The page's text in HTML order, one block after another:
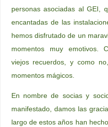
personas asociadas al GEI,
encantadas de las
hemos disfrutado de un
momentos muy emotivos.
viejos recuerdos, y como
momentos mágicos.
En nombre de socias y
manifestado, damos las
largo de estos años han